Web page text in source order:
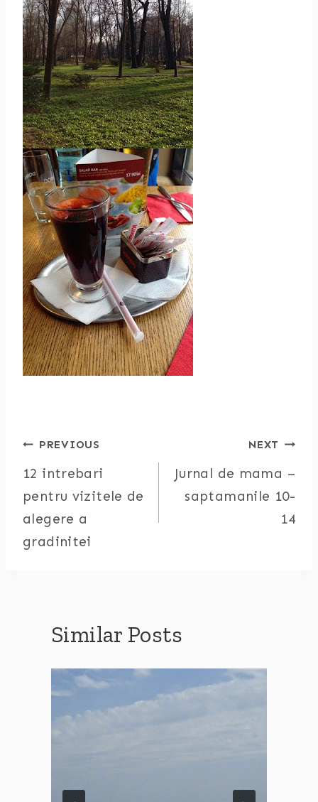
Post
navigation
PREVIOUS
12 intrebari
pentru vizitele de
alegere a
gradinitei
NEXT
Jurnal de mama –
saptamanile 10-
14
Similar Posts